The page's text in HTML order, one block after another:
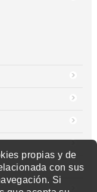
propias y de
con sus
Si